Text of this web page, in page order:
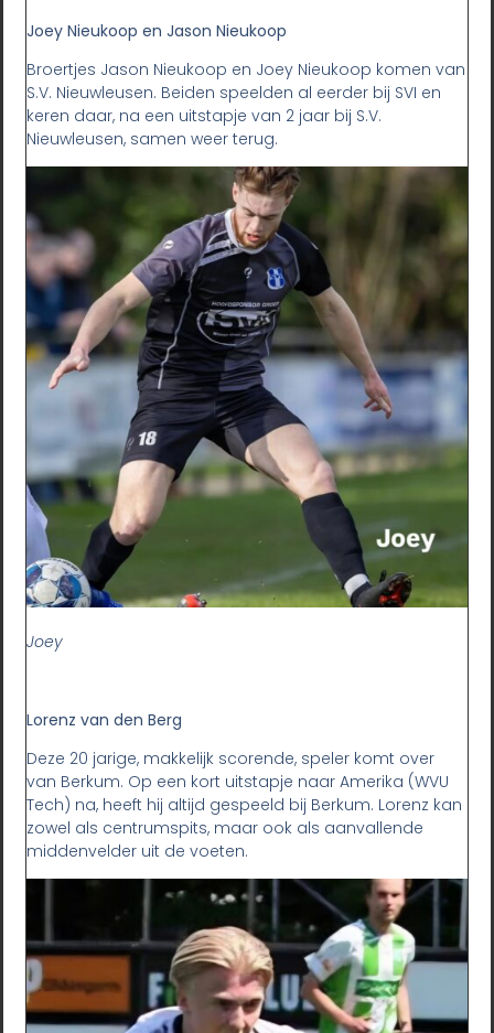
Joey Nieukoop en Jason Nieukoop
Broertjes Jason Nieukoop en Joey Nieukoop komen van
S.V. Nieuwleusen. Beiden speelden al eerder bij SVI en
keren daar, na een uitstapje van 2 jaar bij S.V.
Nieuwleusen, samen weer terug.
Joey
Lorenz van den Berg
Deze 20 jarige, makkelijk scorende, speler komt over
van Berkum. Op een kort uitstapje naar Amerika (WVU
Tech) na, heeft hij altijd gespeeld bij Berkum. Lorenz kan
zowel als centrumspits, maar ook als aanvallende
middenvelder uit de voeten.